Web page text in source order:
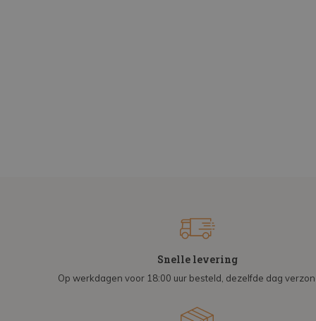
Snelle levering
Op werkdagen voor 18:00 uur besteld, dezelfde dag